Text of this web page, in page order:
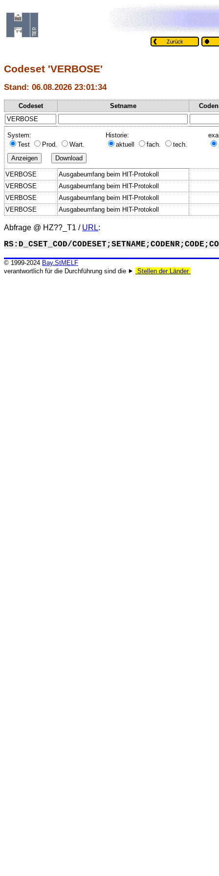
Codeset 'VERBOSE'
Stand: 06.08.2026 23:01:34
Codeset Setname
System:
Test
Prod. Wart.
Historie:
aktuell
fach. tech.
VERBOSE
Ausgabeumfang beim HIT-Protokoll
VERBOSE
Ausgabeumfang beim HIT-Protokoll
VERBOSE
Ausgabeumfang beim HIT-Protokoll
VERBOSE
Ausgabeumfang beim HIT-Protokoll
Abfrage @ HZ??_T1 / URL:
RS:D_CSET_COD/
© 1999-2024 Bay.StMELF
verantwortlich für die Durchführung sind die ⯈
Stellen der Länder